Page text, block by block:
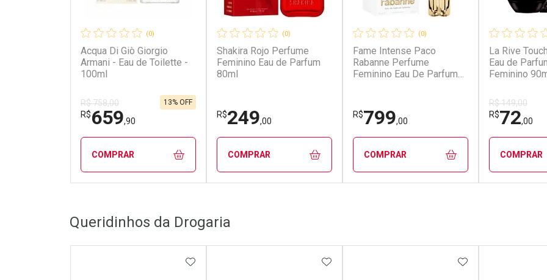
(0)
Acqua Di Giò Giorgio
Armani - Eau de Toilette -
100ml
R$ 758,00
R$659,90
13% OFF
COMPRAR
Laboratório
Por Menos
(0)
Shakira Rojo Perfume
Feminino Eau de Parfum
80ml
R$249,00
COMPRAR
Laboratório
Por Menos
(0)
Fame Intense Paco
Rabanne Perfume
Feminino Eau De Parfum
R$799,00
COMPRAR
La Rive
Eau de
Feminino
R$ 149,00
R$72,00
COMPRAR
Queridinhos da Drogaria
ADICIONAR AOS FAVORITOSADICIONAR AOS FAVORITOSADICIONAR AOS